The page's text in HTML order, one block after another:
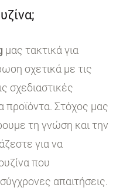
μας τακτικά για
σχετικά με τις
σχεδιαστικές
προϊόντα. Στόχος μας
τη γνώση και την
για να
που
απαιτήσεις.